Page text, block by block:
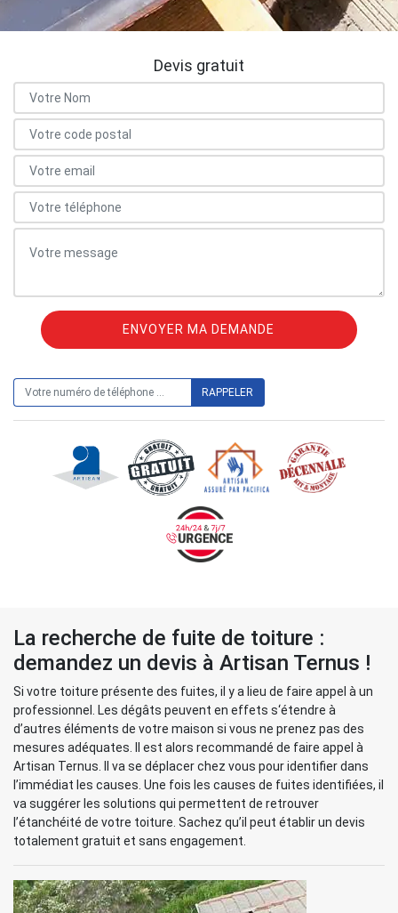
Devis gratuit
La recherche de fuite de toiture :
demandez un devis à Artisan Ternus !
Si votre toiture présente des fuites, il y a lieu de faire appel à un
professionnel. Les dégâts peuvent en effets s‘étendre à
d’autres éléments de votre maison si vous ne prenez pas des
mesures adéquates. Il est alors recommandé de faire appel à
Artisan Ternus. Il va se déplacer chez vous pour identifier dans
l’immédiat les causes. Une fois les causes de fuites identifiées, il
va suggérer les solutions qui permettent de retrouver
l’étanchéité de votre toiture. Sachez qu’il peut établir un devis
totalement gratuit et sans engagement.